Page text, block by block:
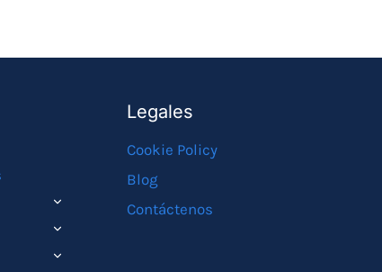
ALTERNAR
HIJO
ALTERNAR
HIJO
ALTERNAR
Legales
Cookie Policy
Blog
Contáctenos